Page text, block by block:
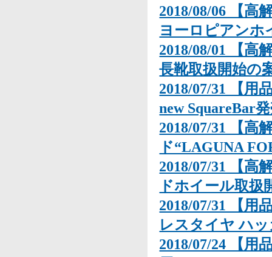
2018/08/06 【高
ヨーロピアンホ
2018/08/01 【高
長靴取扱開始の
2018/07/31 【用
new SquareBar
2018/07/31 【高
ド“LAGUNA
2018/07/31 【高
ドホイール取扱
2018/07/31 【用
レスタイヤ ハ
2018/07/24 【用